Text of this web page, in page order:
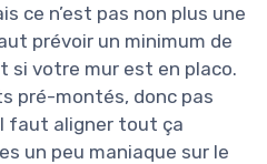
ce n’est pas non plus une
prévoir un minimum de
votre mur est en placo.
pré-montés, donc pas
faut aligner tout ça
un peu maniaque sur le